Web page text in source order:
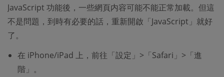
JavaScript 功能後，一些網頁内容可能不能正常加載。但這
不是問題，到時有必要的話，重新開啟「JavaScript」就好
了。
在 iPhone/iPad 上，前往「設定」>「Safari」>「進
階」。